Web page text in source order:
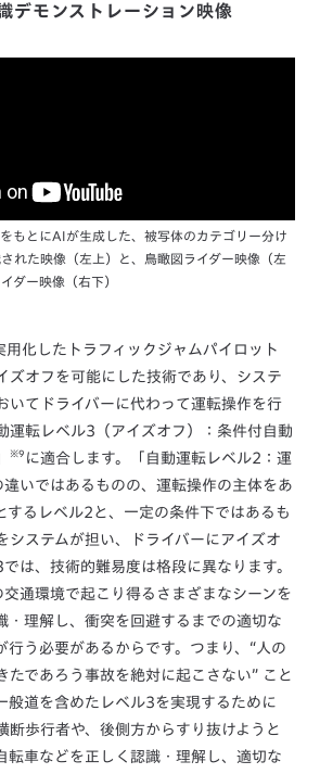
デモンストレーション映像
もとにAIが生成した、被写体のカテゴリー分け
れた映像（左上）と、鳥瞰図ライダー映像（左
ダー映像（右下）
化したトラフィックジャムパイロット
ズオフを可能にした技術であり、システ
いてドライバーに代わって運転操作を行
運転レベル3（アイズオフ）：条件付自動
※9 に適合します。「自動運転レベル2：運
いではあるものの、運転操作の主体をあ
するレベル2と、一定の条件下ではあるも
システムが担い、ドライバーにアイズオ
は、技術的難易度は格段に異なります。
交通環境で起こり得るさまざまなシーンを
・理解し、衝突を回避するまでの適切な
行う必要があるからです。つまり、“人の
たであろう事故を絶対に起こさない” こと
般道を含めたレベル3を実現するために
断歩行者や、後側方からすり抜けようと
転車などを正しく認識・理解し、適切な